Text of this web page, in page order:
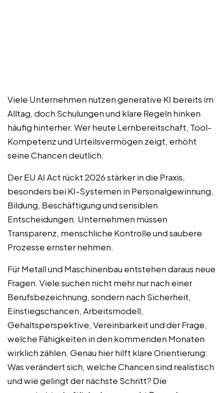
Viele Unternehmen nutzen generative KI bereits im
Alltag, doch Schulungen und klare Regeln hinken
häufig hinterher. Wer heute Lernbereitschaft, Tool-
Kompetenz und Urteilsvermögen zeigt, erhöht
seine Chancen deutlich.
Der EU AI Act rückt 2026 stärker in die Praxis,
besonders bei KI-Systemen in Personalgewinnung,
Bildung, Beschäftigung und sensiblen
Entscheidungen. Unternehmen müssen
Transparenz, menschliche Kontrolle und saubere
Prozesse ernster nehmen.
Für Metall und Maschinenbau entstehen daraus neue
Fragen. Viele suchen nicht mehr nur nach einer
Berufsbezeichnung, sondern nach Sicherheit,
Einstiegschancen, Arbeitsmodell,
Gehaltsperspektive, Vereinbarkeit und der Frage,
welche Fähigkeiten in den kommenden Monaten
wirklich zählen. Genau hier hilft klare Orientierung:
Was verändert sich, welche Chancen sind realistisch
und wie gelingt der nächste Schritt? Die